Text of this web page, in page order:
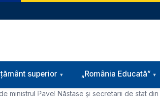
superior „România Educată”
ministrul Pavel Năstase și secretarii de stat